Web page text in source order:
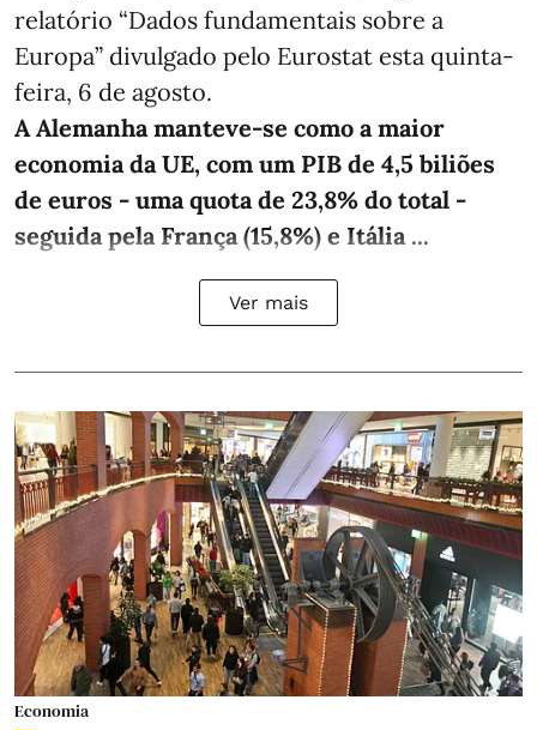
relatório “Dados fundamentais sobre a
Europa” divulgado pelo Eurostat esta quinta-
feira, 6 de agosto.
A Alemanha manteve‑se como a maior
economia da UE, com um PIB de 4,5 biliões
de euros - uma quota de 23,8% do total -
seguida pela França (15,8%) e Itália ...
Ver mais
Economia